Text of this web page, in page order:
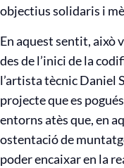
objectius solidaris i
En aquest sentit, això
des de l’inici de la
l’artista tècnic Daniel
projecte que es
entorns atès que, en
ostentació de
poder encaixar en la